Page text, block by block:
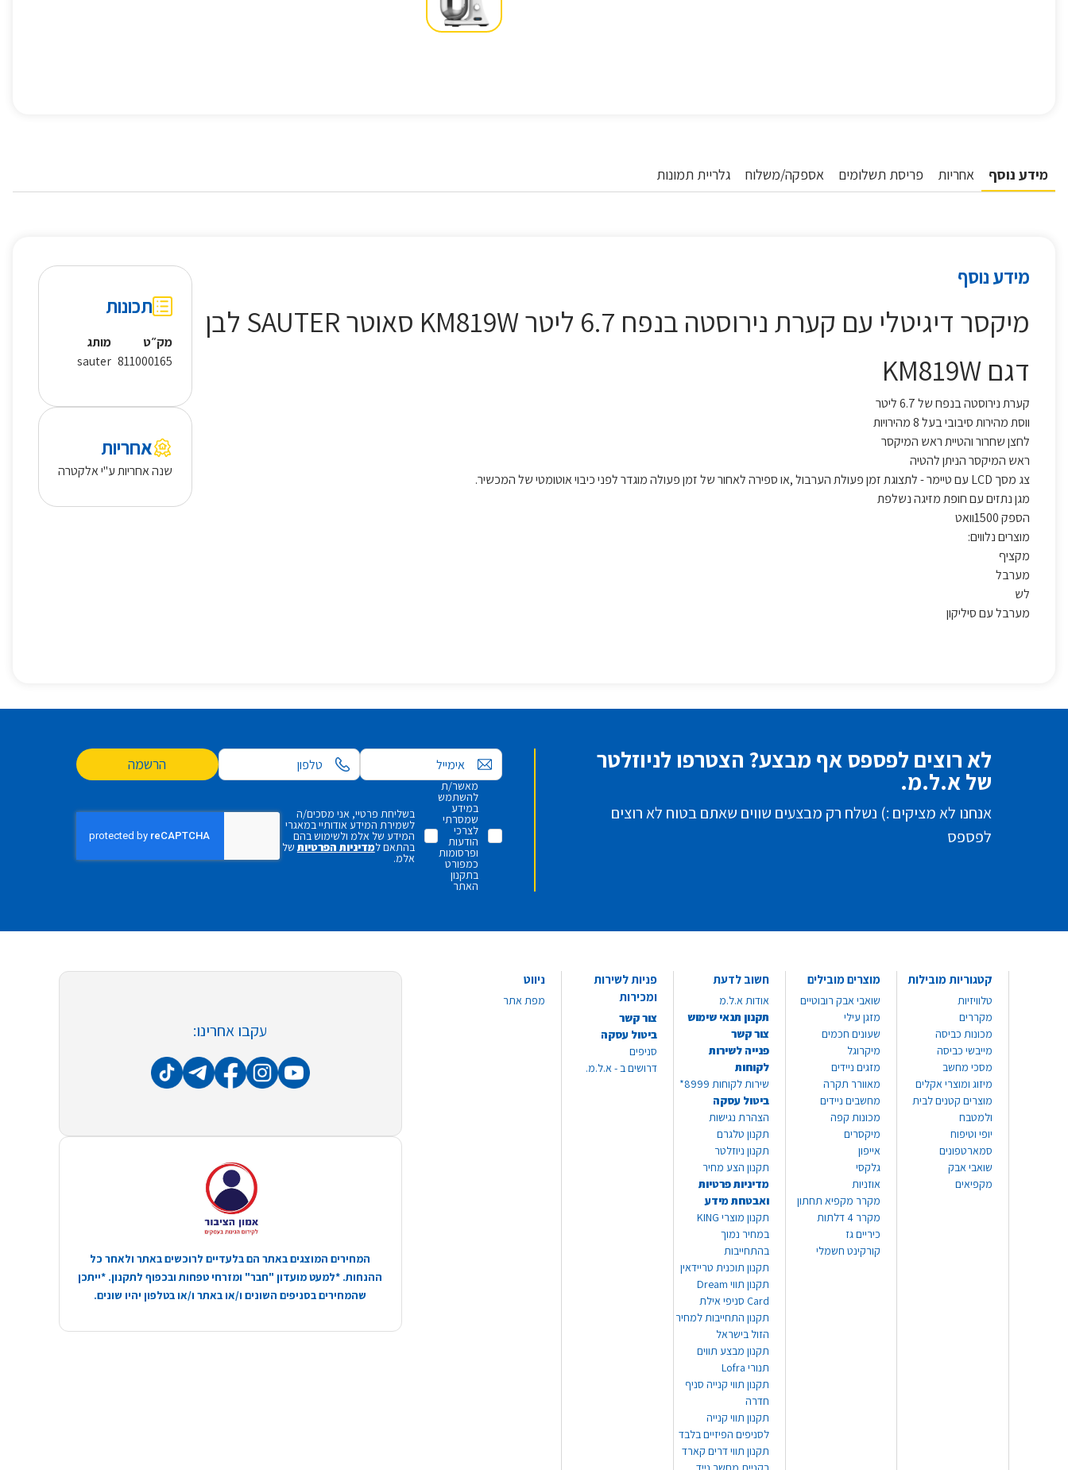
מידע נוסף אחריות פריסת תשלומים אספקה/משלוח גלריית תמונות
מידע נוסף
מיקסר דיגיטלי עם קערת נירוסטה בנפח 6.7 ליטר KM819W סאוטר SAUTER לבן
דגם KM819W
קערת נירוסטה בנפח של 6.7 ליטר
ווסת מהירות סיבובי בעל 8 מהירויות
לחצן שחרור והטיית ראש המיקסר
ראש המיקסר הניתן להטיה
צג מסך LCD עם טיימר - לתצוגת זמן פעולת הערבול ,או ספירה לאחור של זמן פעולה מוגדר לפני כיבוי אוטומטי של המכשיר.
מגן נתזים עם חופת מזיגה נשלפת
הספק 1500וואט
מוצרים נלווים:
מקציף
מערבל
לש
מערבל עם סיליקון
תכונות
מק״ט
811000165
מותג
sauter
אחריות
שנה אחריות ע"י אלקטרה
לא רוצים לפספס אף מבצע? הצטרפו לניוזלטר
של א.ל.מ.
אנחנו לא מציקים :) נשלח רק מבצעים שווים שאתם בטוח לא רוצים
לפספס
אימייל הרשמה
מאשר/ת
להשתמש
במידע
שמסרתי
לצרכי
הודעות
ופרסומות
כמפורט
בתקנון
האתר
בשליחת פרטיי, אני מסכים/ה
לשמירת המידע אודותיי במאגרי
המידע של אלמ ולשימוש בהם
בהתאם למדיניות הפרטיות של
אלמ.
קטגוריות מובילות
טלוויזיות
מקררים
מכונות כביסה
מייבשי כביסה
מסכי מחשב
מיזוג ומוצרי אקלים
מוצרים קטנים לבית
ולמטבח
יופי וטיפוח
סמארטפונים
שואבי אבק
מקפיאים
מוצרים מובילים
שואבי אבק רובוטיים
מזגן עילי
שעונים חכמים
מיקרוגל
מזגים ניידים
מאוורר תקרה
מחשבים ניידים
מכונות קפה
מיקסרים
אייפון
גלקסי
אוזניות
מקרר מקפיא תחתון
מקרר 4 דלתות
כיריים גז
קורקינט חשמלי
חשוב לדעת
אודות א.ל.מ
תקנון תנאי שימוש
צור קשר
פנייה לשירות
לקוחות
שירות לקוחות 8999*
ביטול עסקה
הצהרת נגישות
תקנון טלגרם
תקנון ניוזלטר
תקנון הצע מחיר
מדיניות פרטיות
ואבטחת מידע
תקנון מוצרי KING
במחיר נמוך
בהתחייבות
תקנון תוכנית טריידאין
תקנון תווי Dream
Card סניפי אילת
תקנון התחייבות למחיר
הזול בישראל
תקנון מבצע תווים
תנורי Lofra
תקנון תווי קנייה סניף
חדרה
תקנון תווי קנייה
לסניפים הפיזיים בלבד
תקנון תווי דרים קארד
פניות לשירות
ומכירות
צור קשר
ביטול עסקה
סניפים
דרושים ב - א.ל.מ.
ניווט
מפת אתר
עקבו אחרינו:
המחירים המוצגים באתר הם בלעדיים לרוכשים באתר ולאחר כל
ההנחות. *למעט מועדון "חבר" ומזרחי טפחות ובכפוף לתקנון. *ייתכן
שהמחירים בסניפים השונים ו/או באתר ו/או בטלפון יהיו שונים.